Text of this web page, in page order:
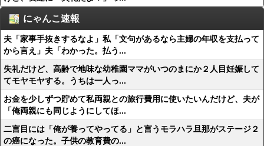
にゃんこ速報
夫「家事手抜きするなよ」私「文句があるなら主婦の年収を支払って
から言え」夫「わかった。払う...
失礼だけど、高齢で地味な幼稚園ママがいつのまにか２人目妊娠して
てモヤモヤする。うちは一人っ...
お金を少しずつ貯めて私両親との旅行費用に使いたいんだけど、夫が
「俺両親にも同じようにしてほ...
二言目には「俺が養ってやってる」と言うモラハラ旦那がステージ２
の癌になった。子供の教育費の...